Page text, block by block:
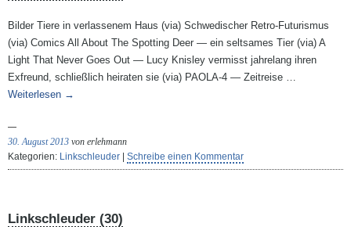
Bilder Tiere in verlassenem Haus (via) Schwedischer Retro-Futurismus
(via) Comics All About The Spotting Deer — ein seltsames Tier (via) A
Light That Never Goes Out — Lucy Knisley vermisst jahrelang ihren
Exfreund, schließlich heiraten sie (via) PAOLA-4 — Zeitreise …
Weiterlesen →
30. August 2013 von erlehmann
Kategorien: Linkschleuder Schreibe einen Kommentar
Linkschleuder (30)